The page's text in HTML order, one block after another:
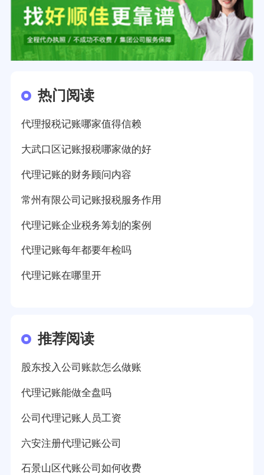
热门阅读
代理报税记账哪家值得信赖
大武口区记账报税哪家做的好
代理记账的财务顾问内容
常州有限公司记账报税服务作用
代理记账企业税务筹划的案例
代理记账每年都要年检吗
代理记账在哪里开
推荐阅读
股东投入公司账款怎么做账
代理记账能做全盘吗
公司代理记账人员工资
六安注册代理记账公司
石景山区代账公司如何收费